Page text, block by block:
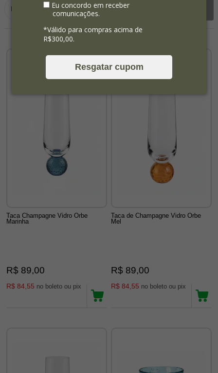
Eu concordo em receber
comunicações.
*Válido para compras acima de
R$300,00.
Resgatar cupom
Taca Champagne Vidro Orbe
Marinha
R$ 89,00
R$ 84,55 no boleto ou pix
Taca de Champagne Vidro Orbe
Mel
R$ 89,00
R$ 84,55 no boleto ou pix